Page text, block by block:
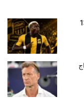
جدة مقابل 13